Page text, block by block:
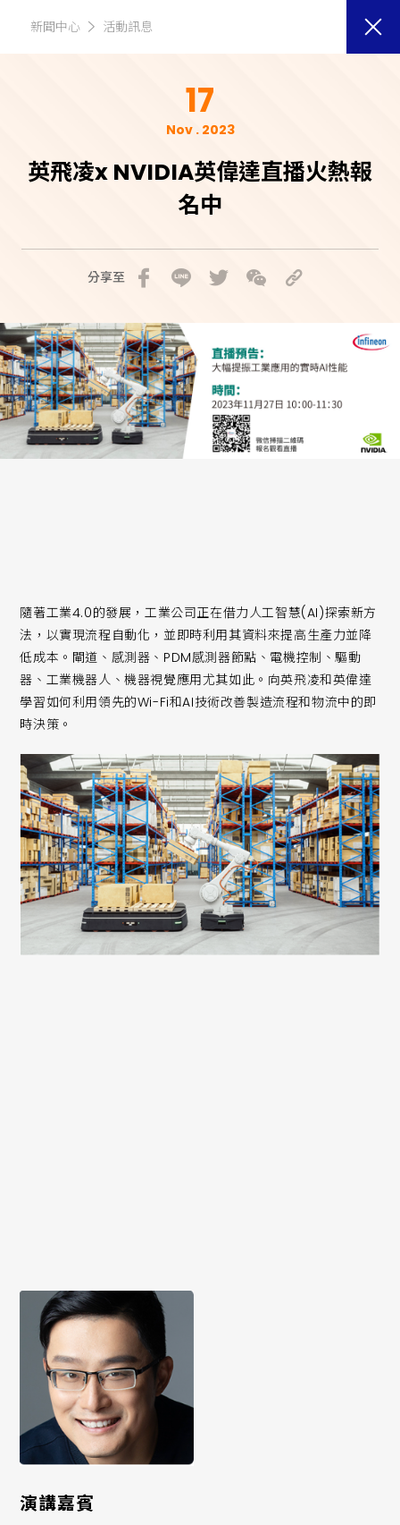
新聞中心 活動訊息
17
Nov . 2023
英飛凌x NVIDIA英偉達直播火熱報
名中
分享至
隨著工業4.0的發展，工業公司正在借力人工智慧(AI)探索新方
法，以實現流程自動化，並即時利用其資料來提高生產力並降
低成本。閘道、感測器、PDM感測器節點、電機控制、驅動
器、工業機器人、機器視覺應用尤其如此。向英飛凌和英偉達
學習如何利用領先的Wi-Fi和AI技術改善製造流程和物流中的即
時決策。
演講嘉賓